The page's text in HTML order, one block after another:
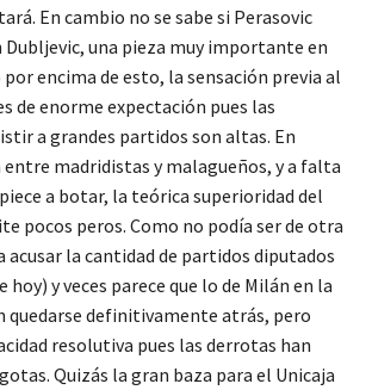
En cambio no se sabe si Perasovic
una pieza muy importante en
encima de esto, la sensación previa al
de enorme expectación pues las
a grandes partidos son altas. En
madridistas y malagueños, y a falta
a botar, la teórica superioridad del
pocos peros. Como no podía ser de otra
acusar la cantidad de partidos diputados
hoy) y veces parece que lo de Milán en la
quedarse definitivamente atrás, pero
resolutiva pues las derrotas han
Quizás la gran baza para el Unicaja